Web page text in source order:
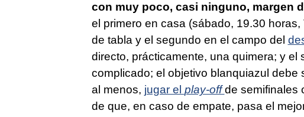
con muy poco, casi ninguno, margen
el primero en casa (sábado, 19.30
de tabla y el segundo en el campo del
directo, prácticamente, una quimera; y el
complicado; el objetivo blanquiazul debe
al menos, jugar el play-offde semifinales
de que, en caso de empate, pasa el